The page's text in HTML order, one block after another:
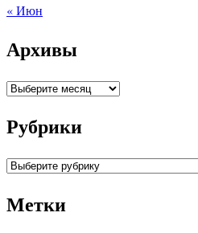
« Июн
Архивы
Архивы
Рубрики
Рубрики
Метки